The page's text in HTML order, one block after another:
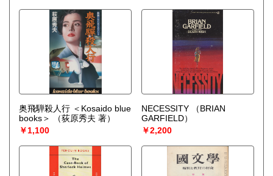
奥飛騨殺人行 ＜Kosaido blue
books＞
（荻原秀夫 著）
￥1,100
NECESSITY
（BRIAN
GARFIELD）
￥2,200